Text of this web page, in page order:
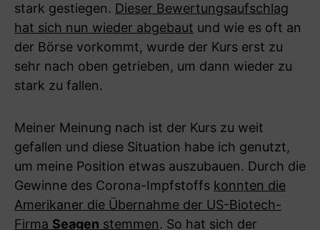
stark gestiegen. Dieser Bewertungsaufschlag
hat sich nun wieder abgebaut und wie es oft an
der Börse vorkommt, wurde der Kurs erst zu
sehr nach oben getrieben, um dann wieder zu
stark zu fallen.
Meiner Meinung nach ist der Kurs zu weit
gefallen und diese Situation habe ich genutzt,
um meine Position etwas auszubauen. Durch die
Gewinne des Corona-Impfstoffs konnten die
Amerikaner die Übernahme der US-Biotech-
Firma Seagen stemmen. So hat sich der